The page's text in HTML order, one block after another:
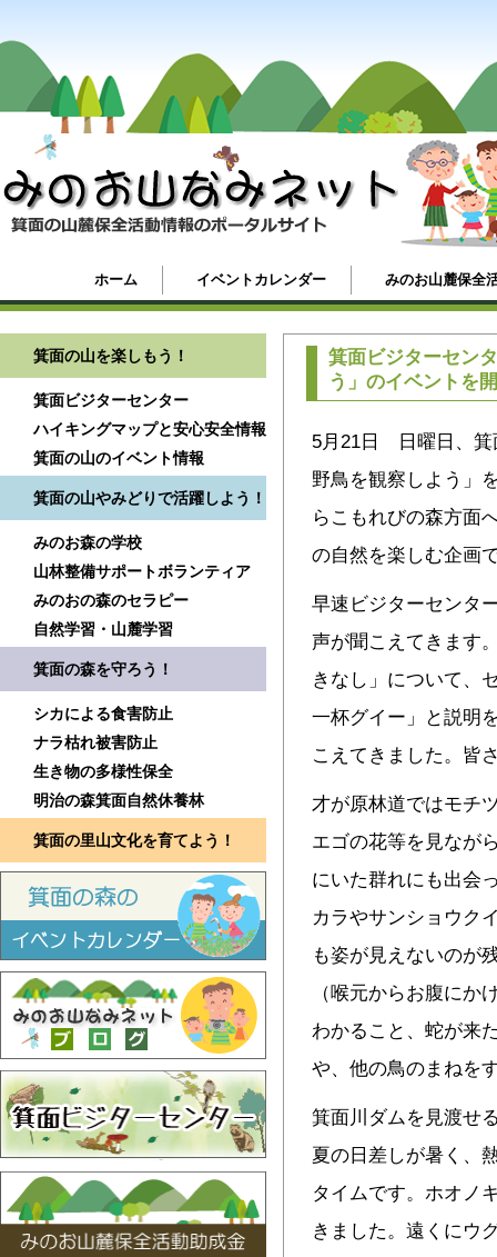
ホーム イベントカレンダー みのお山麓保全
箕面の山を楽しもう！
箕面ビジターセンター
ハイキングマップと安心安全情報
箕面の山のイベント情報
箕面の山やみどりで活躍しよう！
みのお森の学校
山林整備サポートボランティア
みのおの森のセラピー
自然学習・山麓学習
箕面の森を守ろう！
シカによる食害防止
ナラ枯れ被害防止
生き物の多様性保全
明治の森箕面自然休養林
箕面の里山文化を育てよう！
箕面ビジターセン
う」のイベントを
5月21日 日曜日、箕
野鳥を観察しよう」
らこもれびの森方面
の自然を楽しむ企画
早速ビジターセンタ
声が聞こえてきます
きなし」について、
一杯グイー」と説明
こえてきました。皆
才が原林道ではモチ
エゴの花等を見なが
にいた群れにも出会
カラやサンショウク
も姿が見えないのが
（喉元からお腹にか
わかること、蛇が来
や、他の鳥のまねを
箕面川ダムを見渡せ
夏の日差しが暑く、
タイムです。ホオノ
きました。遠くにウ